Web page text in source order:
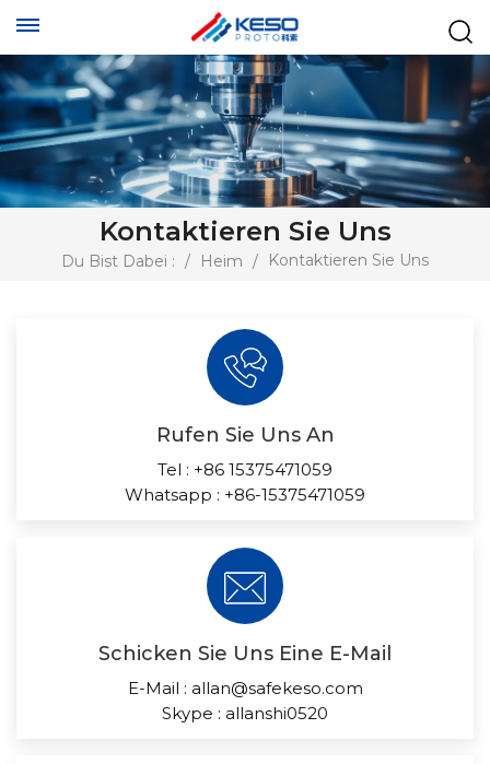
Kontaktieren Sie Uns
Du Bist Dabei : / Heim / Kontaktieren Sie Uns
Rufen Sie Uns An
Tel : +86 15375471059
Whatsapp : +86-15375471059
Schicken Sie Uns Eine E-Mail
E-Mail : allan@safekeso.com
Skype : allanshi0520